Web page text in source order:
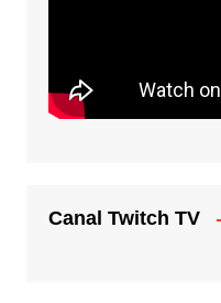
Canal Twitch TV